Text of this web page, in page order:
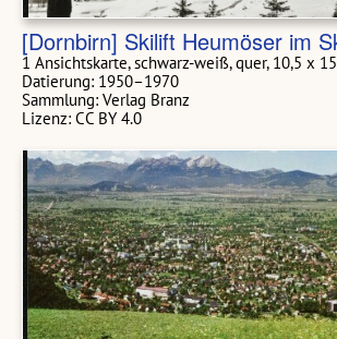
[Dornbirn] Skilift Heumöser im
1 Ansichtskarte, schwarz-weiß, quer, 10,5 x
Datierung: 1950–1970
Sammlung: Verlag Branz
Lizenz: CC BY 4.0